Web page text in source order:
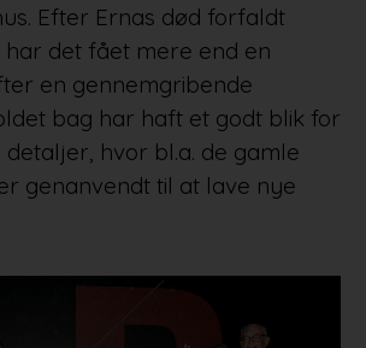
Efter Ernas død forfaldt
har det fået mere end en
en gennemgribende
bag har haft et godt blik for
hvor bl.a. de gamle
genanvendt til at lave nye